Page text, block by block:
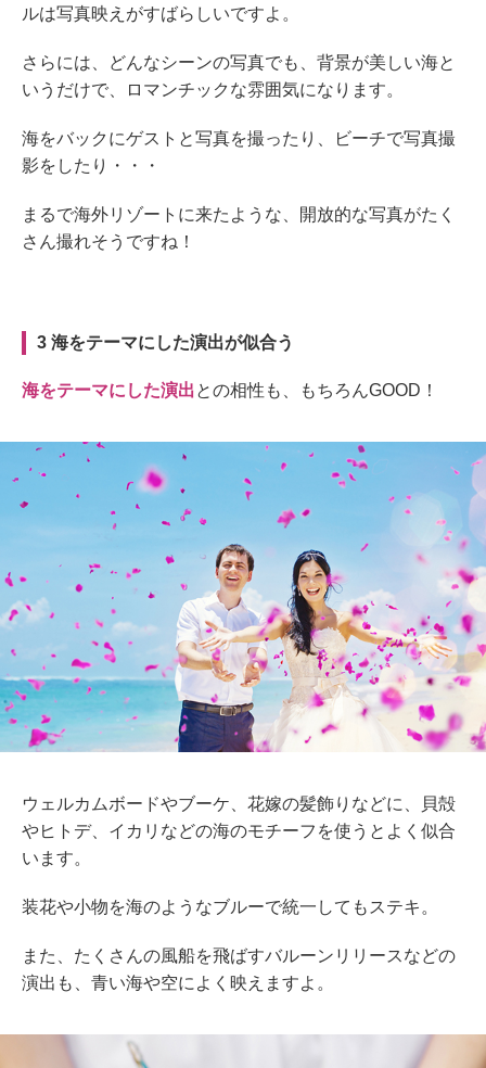
ルは写真映えがすばらしいですよ。
さらには、どんなシーンの写真でも、背景が美しい海と
いうだけで、ロマンチックな雰囲気になります。
海をバックにゲストと写真を撮ったり、ビーチで写真撮
影をしたり・・・
まるで海外リゾートに来たような、開放的な写真がたく
さん撮れそうですね！
3 海をテーマにした演出が似合う
海をテーマにした演出との相性も、もちろんGOOD！
ウェルカムボードやブーケ、花嫁の髪飾りなどに、貝殻
やヒトデ、イカリなどの海のモチーフを使うとよく似合
います。
装花や小物を海のようなブルーで統一してもステキ。
また、たくさんの風船を飛ばすバルーンリリースなどの
演出も、青い海や空によく映えますよ。